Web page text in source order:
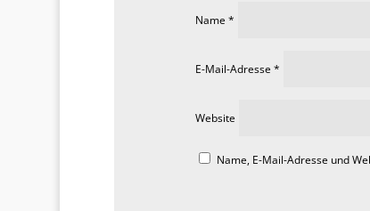
Name *
E-Mail-Adresse *
Website
Name, E-Mail-Adresse und